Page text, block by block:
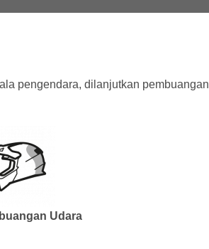
pengendara, dilanjutkan pembuangan
Udara